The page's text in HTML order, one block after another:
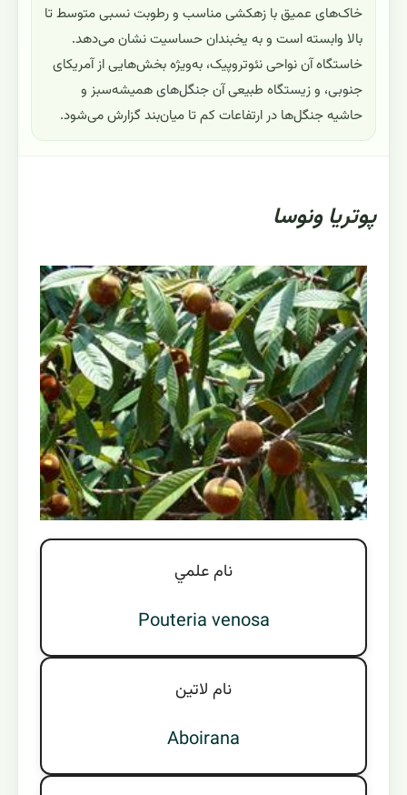
خاک‌های عمیق با زهکشی مناسب و رطوبت نسبی متوسط تا
بالا وابسته است و به یخبندان حساسیت نشان می‌دهد.
خاستگاه آن نواحی نئوتروپیک، به‌ویژه بخش‌هایی از آمریکای
جنوبی، و زیستگاه طبیعی آن جنگل‌های همیشه‌سبز و
حاشیه جنگل‌ها در ارتفاعات کم تا میان‌بند گزارش می‌شود.
پوتریا ونوسا
نام علمي
Pouteria venosa
نام لاتين
Aboirana